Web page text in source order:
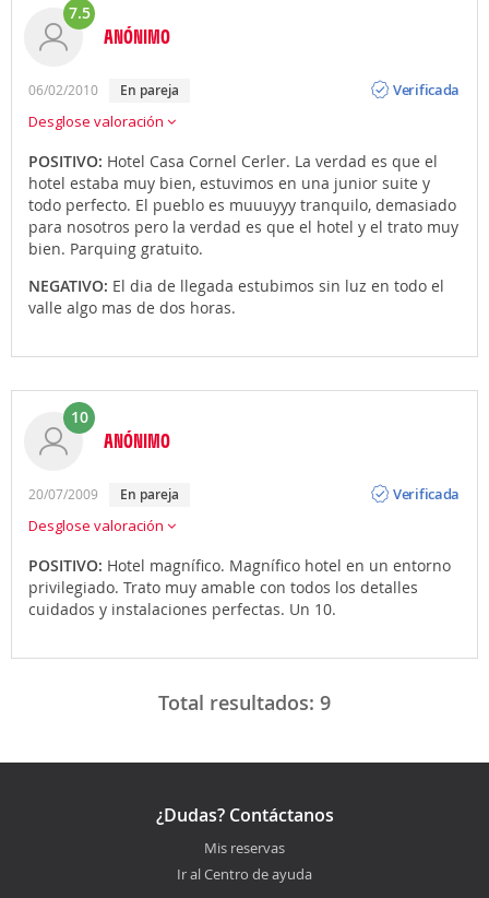
7.5
ANÓNIMO
06/02/2010 en pareja
Verificada
Desglose valoración
POSITIVO: Hotel Casa Cornel Cerler. La verdad es que el
hotel estaba muy bien, estuvimos en una junior suite y
todo perfecto. El pueblo es muuuyyy tranquilo, demasiado
para nosotros pero la verdad es que el hotel y el trato muy
bien. Parquing gratuito.
NEGATIVO: El dia de llegada estubimos sin luz en todo el
valle algo mas de dos horas.
10
ANÓNIMO
20/07/2009 en pareja
Verificada
Desglose valoración
POSITIVO: Hotel magnífico. Magnífico hotel en un entorno
privilegiado. Trato muy amable con todos los detalles
cuidados y instalaciones perfectas. Un 10.
Total resultados: 9
¿Dudas? Contáctanos
Mis reservas
Ir al Centro de ayuda